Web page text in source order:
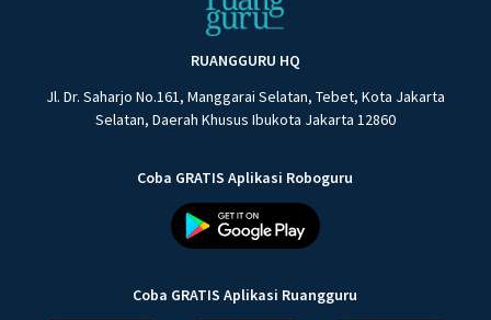
RUANGGURU HQ
Jl. Dr. Saharjo No.161, Manggarai Selatan, Tebet, Kota Jakarta
Selatan, Daerah Khusus Ibukota Jakarta 12860
Coba GRATIS Aplikasi Roboguru
Coba GRATIS Aplikasi Ruangguru